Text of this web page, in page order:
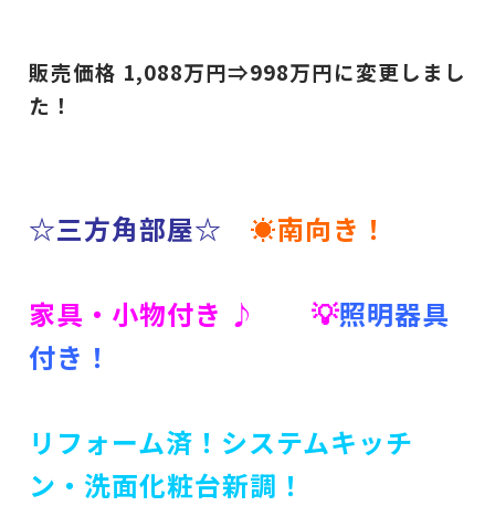
販売価格 1,088万円⇒998万円に変更しまし
た！
☆三方角部屋☆ ☀南向き！
家具・小物付き ♪ 💡照明器具
付き！
リフォーム済！システムキッチ
ン・洗面化粧台新調！